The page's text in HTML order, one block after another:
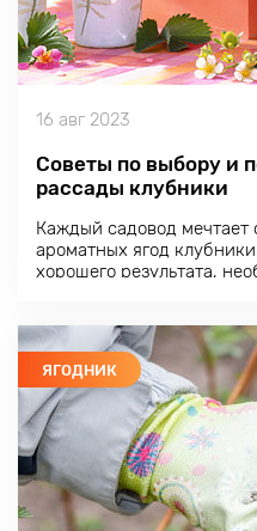
16 авг 2023
Советы по выбору и
рассады клубники
Каждый садовод
ароматных ягод
хорошего результата,
здоровый старт.
ЯГОДНИК